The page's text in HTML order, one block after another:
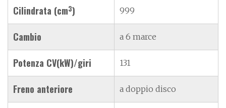
Cilindrata (cm3) 999
Cambio a 6 marce
Potenza CV(kW)/giri 131
Freno anteriore a doppio disco